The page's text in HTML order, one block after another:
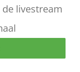
livestream